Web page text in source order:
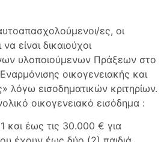
ες, οι
είναι δικαιούχοι
υλοποιούμενων Πράξεων στο
οικογενειακής και
λόγω εισοδηματικών κριτηρίων.
οικογενειακό εισόδημα :
και έως τις 30.000 € για